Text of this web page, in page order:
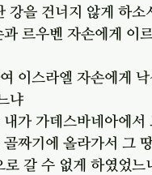
강을 건너지 않게 하소
르우벤 자손에게 이
이스라엘 자손에게
냐
가 가데스바네아에
짜기에 올라가서 그
로 갈 수 없게 하였었느